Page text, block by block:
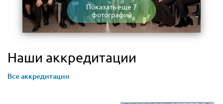
Показать еще 7
фотографий
Наши аккредитации
Все аккредитации